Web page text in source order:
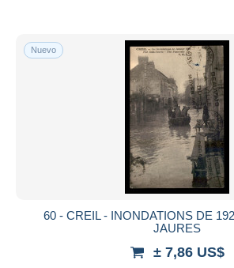
Nuevo
60 - CREIL - INONDATIONS DE
JAURES
± 7,86 US$